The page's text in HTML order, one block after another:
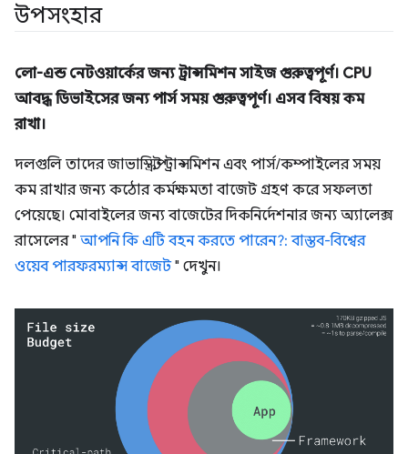
উপসংহার
লো-এন্ড নেটওয়ার্কের জন্য ট্রান্সমিশন সাইজ গুরুত্বপূর্ণ। CPU
আবদ্ধ ডিভাইসের জন্য পার্স সময় গুরুত্বপূর্ণ। এসব বিষয় কম
রাখা।
দলগুলি তাদের জাভাস্ক্রিপ্ট ট্রান্সমিশন এবং পার্স/কম্পাইলের সময়
কম রাখার জন্য কঠোর কর্মক্ষমতা বাজেট গ্রহণ করে সফলতা
পেয়েছে। মোবাইলের জন্য বাজেটের দিকনির্দেশনার জন্য অ্যালেক্স
রাসেলের " আপনি কি এটি বহন করতে পারেন?: বাস্তব-বিশ্বের
ওয়েব পারফরম্যান্স বাজেট" দেখুন।